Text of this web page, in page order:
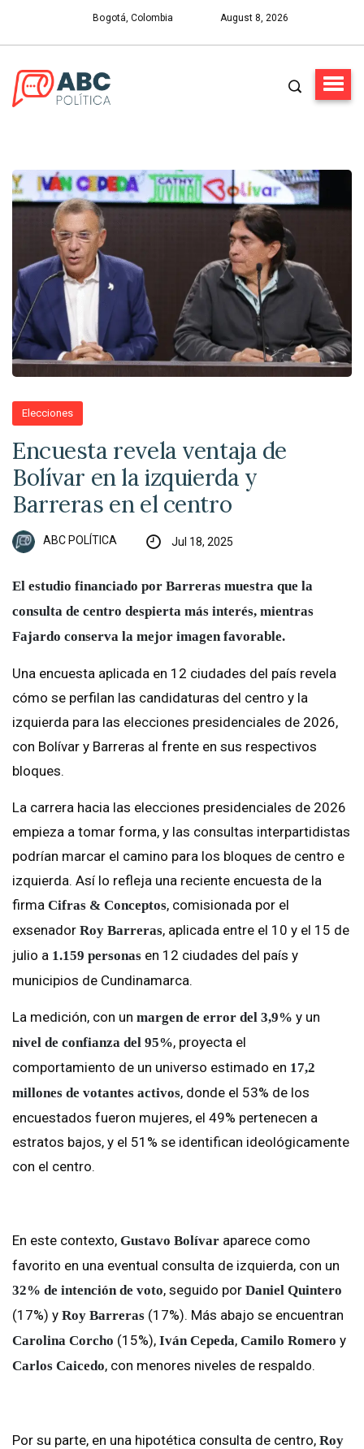
Bogotá, Colombia August 8, 2026
Elecciones
Encuesta revela ventaja de
Bolívar en la izquierda y
Barreras en el centro
ABC POLÍTICA Jul 18, 2025
El estudio financiado por Barreras muestra que la
consulta de centro despierta más interés, mientras
Fajardo conserva la mejor imagen favorable.
Una encuesta aplicada en 12 ciudades del país revela
cómo se perfilan las candidaturas del centro y la
izquierda para las elecciones presidenciales de 2026,
con Bolívar y Barreras al frente en sus respectivos
bloques.
La carrera hacia las elecciones presidenciales de 2026
empieza a tomar forma, y las consultas interpartidistas
podrían marcar el camino para los bloques de centro e
izquierda. Así lo refleja una reciente encuesta de la
firma Cifras & Conceptos, comisionada por el
exsenador Roy Barreras, aplicada entre el 10 y el 15 de
julio a 1.159 personas en 12 ciudades del país y
municipios de Cundinamarca.
La medición, con un margen de error del 3,9% y un
nivel de confianza del 95%, proyecta el
comportamiento de un universo estimado en 17,2
millones de votantes activos, donde el 53% de los
encuestados fueron mujeres, el 49% pertenecen a
estratos bajos, y el 51% se identifican ideológicamente
con el centro.
En este contexto, Gustavo Bolívar aparece como
favorito en una eventual consulta de izquierda, con un
32% de intención de voto, seguido por Daniel Quintero
(17%) y Roy Barreras (17%). Más abajo se encuentran
Carolina Corcho (15%), Iván Cepeda, Camilo Romero y
Carlos Caicedo, con menores niveles de respaldo.
Por su parte, en una hipotética consulta de centro, Roy